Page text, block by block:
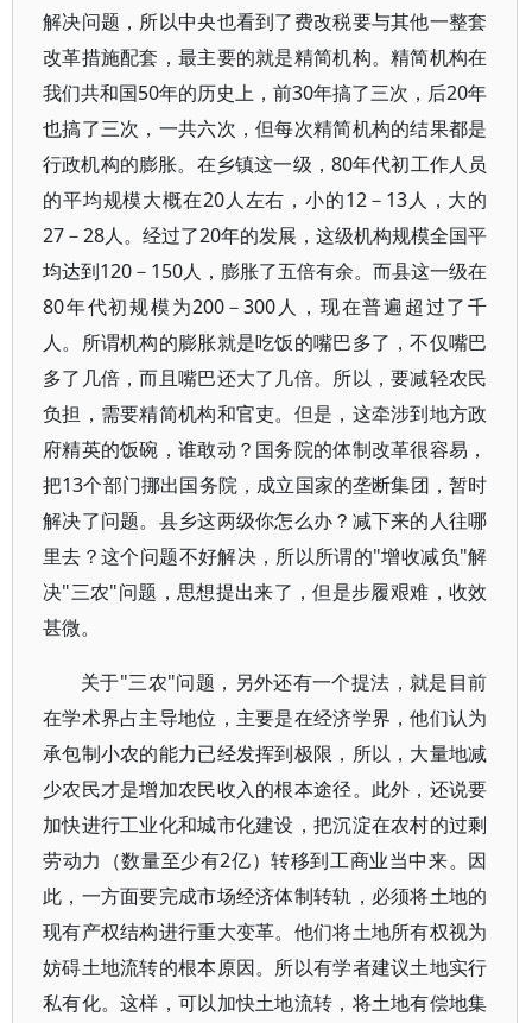
解决问题，所以中央也看到了费改税要与其他一整套
改革措施配套，最主要的就是精简机构。精简机构在
我们共和国50年的历史上，前30年搞了三次，后20年
也搞了三次，一共六次，但每次精简机构的结果都是
行政机构的膨胀。在乡镇这一级，80年代初工作人员
的平均规模大概在20人左右，小的12－13人，大的
27－28人。经过了20年的发展，这级机构规模全国平
均达到120－150人，膨胀了五倍有余。而县这一级在
80年代初规模为200－300人，现在普遍超过了千
人。所谓机构的膨胀就是吃饭的嘴巴多了，不仅嘴巴
多了几倍，而且嘴巴还大了几倍。所以，要减轻农民
负担，需要精简机构和官吏。但是，这牵涉到地方政
府精英的饭碗，谁敢动？国务院的体制改革很容易，
把13个部门挪出国务院，成立国家的垄断集团，暂时
解决了问题。县乡这两级你怎么办？减下来的人往哪
里去？这个问题不好解决，所以所谓的"增收减负"解
决"三农"问题，思想提出来了，但是步履艰难，收效
甚微。
关于"三农"问题，另外还有一个提法，就是目前
在学术界占主导地位，主要是在经济学界，他们认为
承包制小农的能力已经发挥到极限，所以，大量地减
少农民才是增加农民收入的根本途径。此外，还说要
加快进行工业化和城市化建设，把沉淀在农村的过剩
劳动力（数量至少有2亿）转移到工商业当中来。因
此，一方面要完成市场经济体制转轨，必须将土地的
现有产权结构进行重大变革。他们将土地所有权视为
妨碍土地流转的根本原因。所以有学者建议土地实行
私有化。这样，可以加快土地流转，将土地有偿地集